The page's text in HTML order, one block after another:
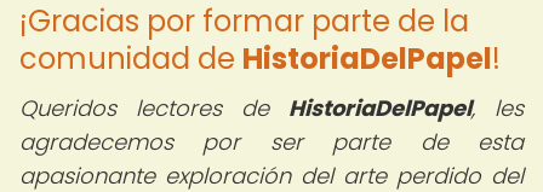
¡Gracias por formar parte de la
comunidad de HistoriaDelPapel!
Queridos lectores de HistoriaDelPapel, les
agradecemos por ser parte de esta
apasionante exploración del arte perdido del